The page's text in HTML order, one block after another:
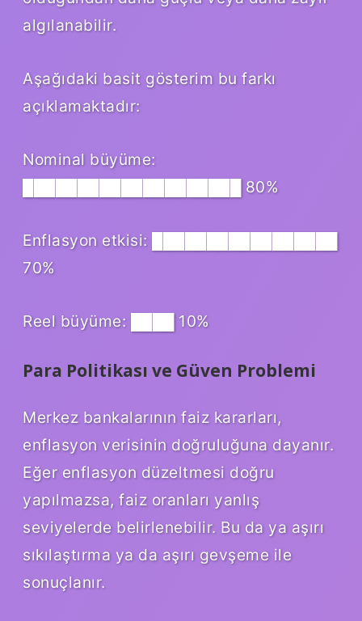
algılanabilir.
Aşağıdaki basit gösterim bu farkı
açıklamaktadır:
Nominal büyüme:
████████████████████ 80%
Enflasyon etkisi: █████████████████
70%
Reel büyüme: ████ 10%
Para Politikası ve Güven Problemi
Merkez bankalarının faiz kararları,
enflasyon verisinin doğruluğuna dayanır.
Eğer enflasyon düzeltmesi doğru
yapılmazsa, faiz oranları yanlış
seviyelerde belirlenebilir. Bu da ya aşırı
sıkılaştırma ya da aşırı gevşeme ile
sonuçlanır.